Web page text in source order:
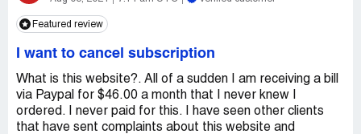
Featured review
I want to cancel subscription
What is this website?. All of a sudden I am receiving a bill
via Paypal for $46.00 a month that I never knew I
ordered. I never paid for this. I have seen other clients
that have sent complaints about this website and